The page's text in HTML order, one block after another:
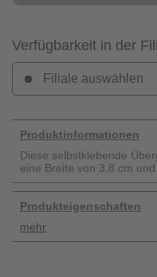
Verfügbarkeit in der
Filiale auswählen
Produktinformationen
Diese selbstklebende
eine Breite von 3,8 cm und
Produkteigenschaften
mehr